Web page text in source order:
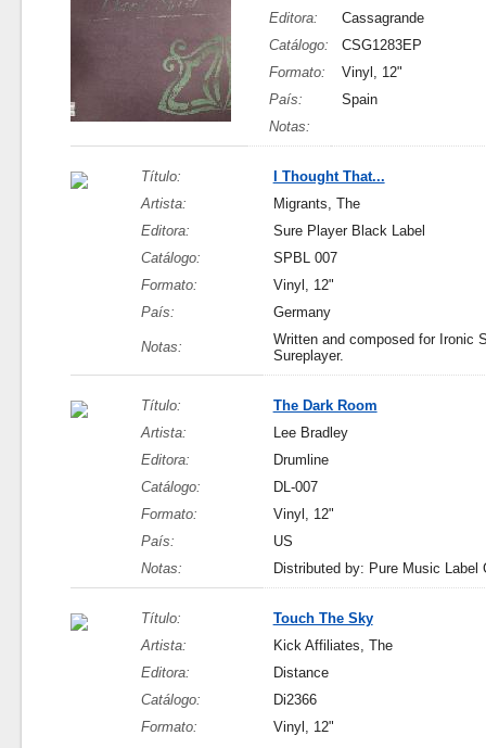
Editora:
Cassagrande
Catálogo:
CSG1283EP
Formato:
Vinyl, 12"
País:
Spain
Notas:
Título:
I Thought That...
Artista:
Migrants, The
Editora:
Sure Player Black Label
Catálogo:
SPBL 007
Formato:
Vinyl, 12"
País:
Germany
Notas:
Written and composed for Ironic
Sureplayer.
Título:
The Dark Room
Artista:
Lee Bradley
Editora:
Drumline
Catálogo:
DL-007
Formato:
Vinyl, 12"
País:
US
Notas:
Distributed by: Pure Music Label
Título:
Touch The Sky
Artista:
Kick Affiliates, The
Editora:
Distance
Catálogo:
Di2366
Formato:
Vinyl, 12"